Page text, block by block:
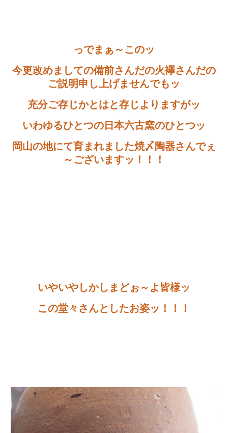
っでまぁ～このッ
今更改めましての備前さんだの火襷さんだの
ご説明申し上げませんでもッ
充分ご存じかとはと存じよりますがッ
いわゆるひとつの日本六古窯のひとつッ
岡山の地にて育まれました焼〆陶器さんでぇ
～ございますッ！！！
いやいやしかしまどぉ～よ皆様ッ
この堂々さんとしたお姿ッ！！！